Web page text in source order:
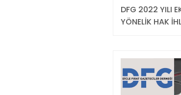
DFG 2022 YILI
YÖNELİK HAK